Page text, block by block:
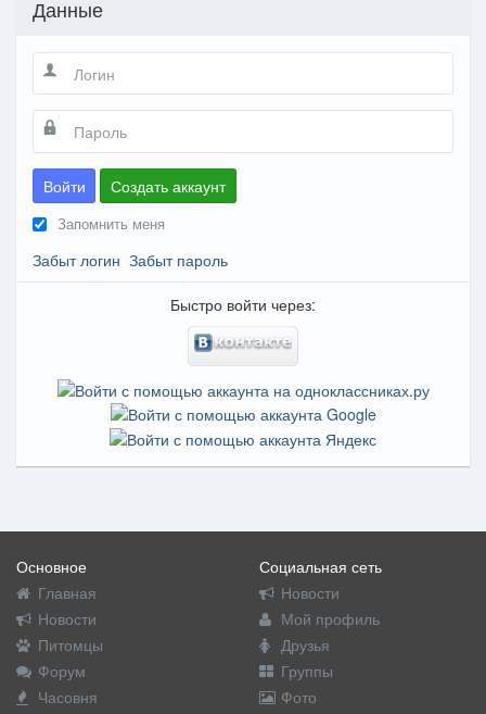
Данные
Войти Создать аккаунт
Запомнить меня
Забыт логин Забыт пароль
Быстро войти через:
Основное
Главная
Новости
Питомцы
Форум
Часовня
Социальная сеть
Новости
Мой профиль
Друзья
Группы
Фото